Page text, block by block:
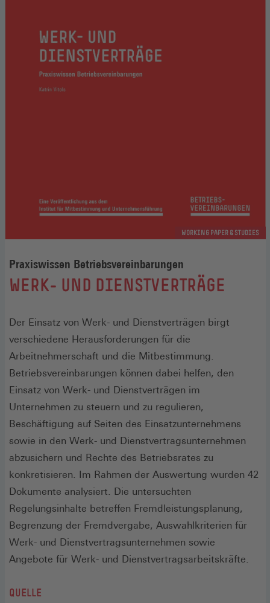
WORKING PAPER & STUDIES
Praxiswissen Betriebsvereinbarungen
:
WERK- UND DIENSTVERTRÄGE
Der Einsatz von Werk- und Dienstverträgen birgt
verschiedene Herausforderungen für die
Arbeitnehmerschaft und die Mitbestimmung.
Betriebsvereinbarungen können dabei helfen, den
Einsatz von Werk- und Dienstverträgen im
Unternehmen zu steuern und zu regulieren,
Beschäftigung auf Seiten des Einsatzunternehmens
sowie in den Werk- und Dienstvertragsunternehmen
abzusichern und Rechte des Betriebsrates zu
konkretisieren. Im Rahmen der Auswertung wurden 42
Dokumente analysiert. Die untersuchten
Regelungsinhalte betreffen Fremdleistungsplanung,
Begrenzung der Fremdvergabe, Auswahlkriterien für
Werk- und Dienstvertragsunternehmen sowie
Angebote für Werk- und Dienstvertragsarbeitskräfte.
QUELLE